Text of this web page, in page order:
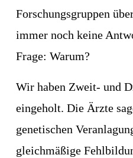
Forschungsgruppen
immer noch keine
Frage: Warum?
Wir haben Zweit- und
eingeholt. Die Ärzte
genetischen
gleichmäßige